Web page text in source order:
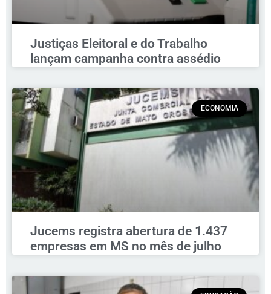
Justiças Eleitoral e do Trabalho
lançam campanha contra assédio
ECONOMIA
Jucems registra abertura de 1.437
empresas em MS no mês de julho